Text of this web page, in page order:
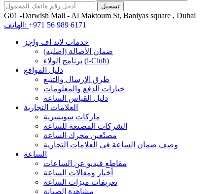
G01 -Darwish Mall - Al Maktoum St, Baniyas square , Dubai
الهاتف: +971 56 989 6171
خدمات لاند اف واچز
ضمان الأصالة (اصلیه)
برنامج الولاء (i-Club)
دليل المواقع
طرق الإرسال والتتبع
خيارات الدفع والمعلومات
دليل القياس الساعة
العلامات التجارية
ماركات سويسرية
الشركات المصنعة للساعة
مصنّعين محرك الساعة
وصف ضمان الساعة فی العلامات التجارية
الساعة
مقاطع فيديو عن الساعات
أخبار ومقالات الساعة
تعريفات ميزات الساعة
مشاهدة الصيانة